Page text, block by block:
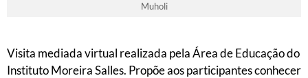
Muholi
Visita mediada virtual realizada pela Área de Educação do
Instituto Moreira Salles. Propõe aos participantes conhecer